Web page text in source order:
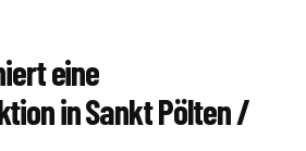
eine
in Sankt Pölten /